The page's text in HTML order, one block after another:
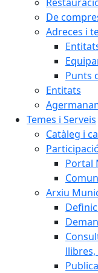
De
Adreces i
Punts
Entitats
Temes i Serveis
Catàleg i
Portal
Arxiu